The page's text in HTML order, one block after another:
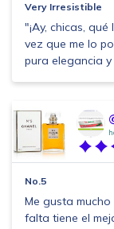
Very Irresistible
"¡Ay, chicas,
vez que me lo
pura elegancia y
No.5
Me gusta
falta tiene el